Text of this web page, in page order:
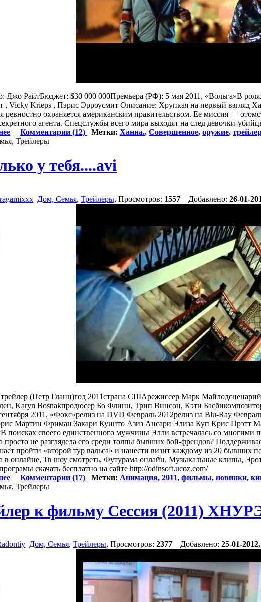
Джо РайтБюджет: $30 000 000Премьера (РФ): 5 мая 2011, «Вольга»В
, Vicky Krieps , Пэрис Эрроусмит Описание: Хрупкая на первый взгляд
ревностно охраняется американским правительством. Ее миссия —
агента. Спецслужбы всего мира выходят на след девочки-
Комментарии (12) Метки: Ханна., Совершенное, оружие, трейлер
Трейлеры
у тебя....avi
Дом, Семья, Трейлеры, Просмотров: 1557 Добавлено: 26-01-
(Петр Гланц)год 2011страна СШАрежиссер Марк
Karyn Bosnakпродюсер Бо Флинн, Трип Винсон, Кэти
2011, «Фокс»релиз на DVD Февраль 2012релиз на Blu-Ray
Мартин Фриман Закари Куинто Азиз Ансари Элиза Куп Крис Прэтт
поисках своего единственного мужчины Элли встречалась со многими
просто не разглядела его среди толпы бывших бой-френдов?
пройти «второй тур вальса» и нанести визит каждому из 20 бывших
в онлайне, Тв шоу смотреть, Футурама онлайн, Музыкальные клипы,
скачать бесплатно на сайте http://odinsoft.ucoz.com/
Комментарии (17) Метки: Анимация, 2011, фильмы, новинки,
Трейлеры
к фильму Сессия (2011)
Дом, Семья, Трейлеры, Просмотров: 2377 Добавлено: 25-01-